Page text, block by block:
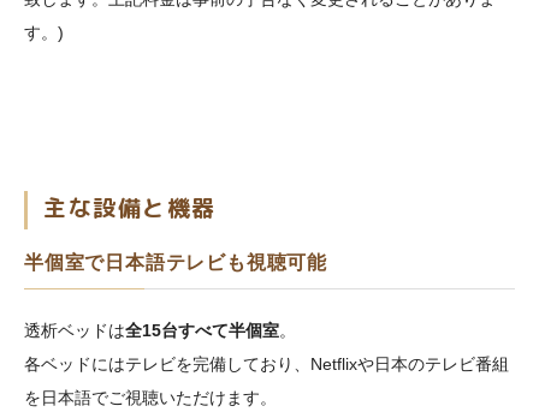
す。)
主な設備と機器
半個室で日本語テレビも視聴可能
透析ベッドは全15台すべて半個室。
各ベッドにはテレビを完備しており、Netflixや日本のテレビ番組
を日本語でご視聴いただけます。